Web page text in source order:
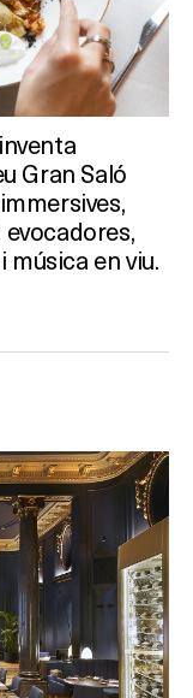
Gran Saló
en viu.